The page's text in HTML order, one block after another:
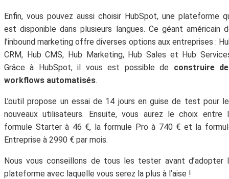
Enfin, vous pouvez aussi choisir HubSpot, une plateforme
est disponible dans plusieurs langues. Ce géant américain
l’inbound marketing offre diverses options aux entreprises :
CRM, Hub CMS, Hub Marketing, Hub Sales et Hub
Grâce à HubSpot, il vous est possible de construire
workflows automatisés.
L’outil propose un essai de 14 jours en guise de test pour
nouveaux utilisateurs. Ensuite, vous aurez le choix entre
formule Starter à 46 €, la formule Pro à 740 € et la
Entreprise à 2990 € par mois.
Nous vous conseillons de tous les tester avant d’adopter
plateforme avec laquelle vous serez la plus à l’aise !